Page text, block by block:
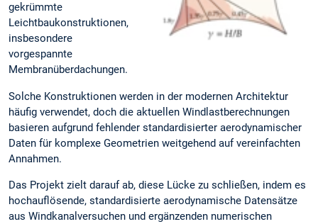
gekrümmte
Leichtbaukonstruktionen,
insbesondere
vorgespannte
Membranüberdachungen.
Solche Konstruktionen werden in der modernen Architektur
häufig verwendet, doch die aktuellen Windlastberechnungen
basieren aufgrund fehlender standardisierter aerodynamischer
Daten für komplexe Geometrien weitgehend auf vereinfachten
Annahmen.
Das Projekt zielt darauf ab, diese Lücke zu schließen, indem es
hochauflösende, standardisierte aerodynamische Datensätze
aus Windkanalversuchen und ergänzenden numerischen